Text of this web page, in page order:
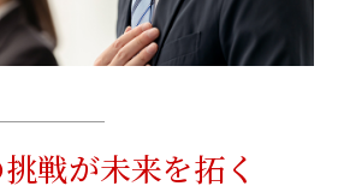
戦が未来を拓く